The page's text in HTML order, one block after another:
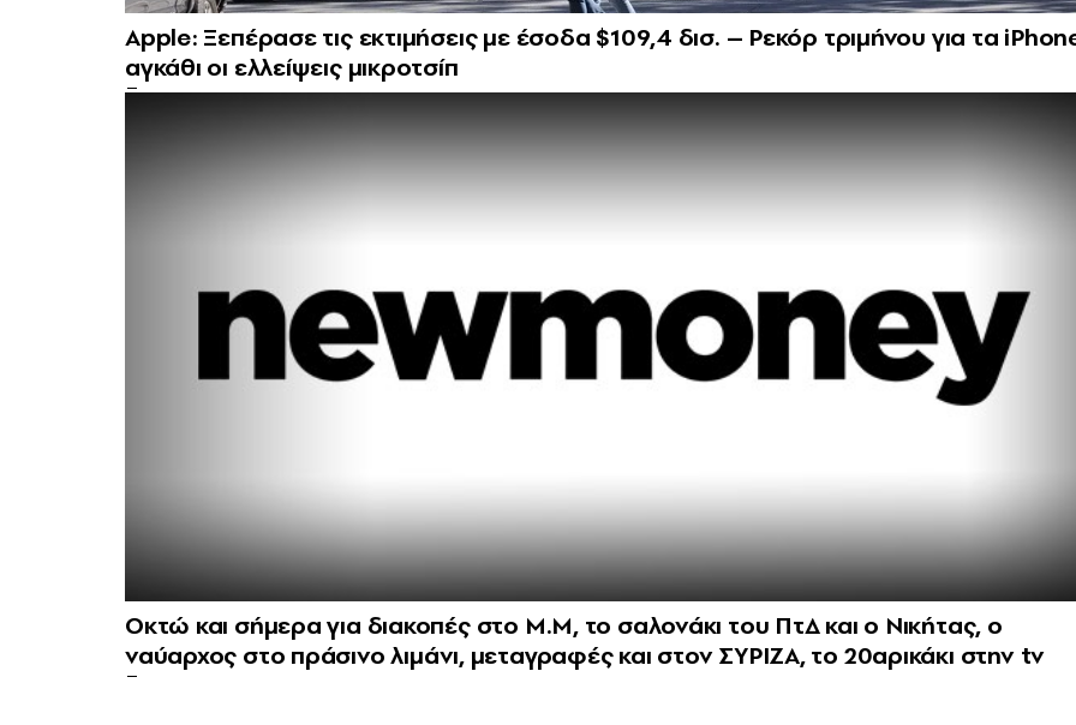
Apple: Ξεπέρασε τις εκτιμήσεις με έσοδα $109,4 δισ. – Ρεκόρ τριμήνου για τα
αγκάθι οι ελλείψεις μικροτσίπ
Οκτώ και σήμερα για διακοπές στο Μ.Μ, το σαλονάκι του ΠτΔ και ο Νικήτας, ο
ναύαρχος στο πράσινο λιμάνι, μεταγραφές και στον ΣΥΡΙΖΑ, το 20αρικάκι στην tv